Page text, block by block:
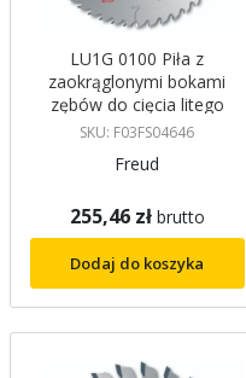
LU1G 0100 Piła z
zaokrąglonymi bokami
zębów do cięcia litego
drewna - 250 x 3 / 2 x 30
SKU: F03FS04646
Freud
255,46 zł brutto
Dodaj do koszyka